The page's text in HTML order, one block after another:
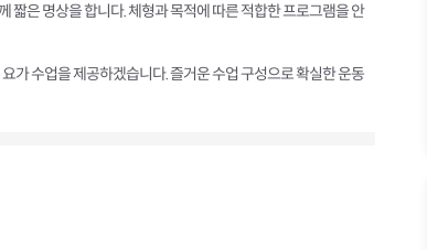
짧은 명상을 합니다. 체형과 목적에 따른 적합한 프로그램을 안
가 수업을 제공하겠습니다. 즐거운 수업 구성으로 확실한 운동